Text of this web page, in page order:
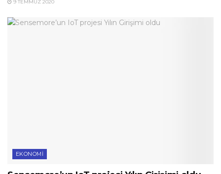
9 TEMMUZ 2020
EKONOMI